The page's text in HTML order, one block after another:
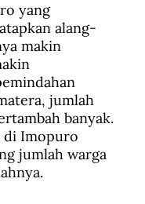
yang
alang-
makin
jumlah
banyak.
di Imopuro
jumlah warga